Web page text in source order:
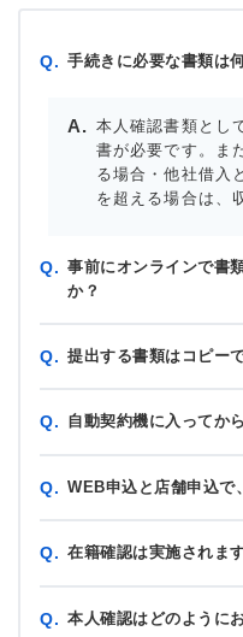
Q. 手続きに必要な書類は
本人確認書類とし
書が必要です。ま
る場合・他社借入
を超える場合は、
Q. 事前にオンラインで書
か？
Q. 提出する書類はコピー
Q. 自動契約機に入ってか
Q. WEB申込と店舗申込で
Q. 在籍確認は実施されま
Q. 本人確認はどのように